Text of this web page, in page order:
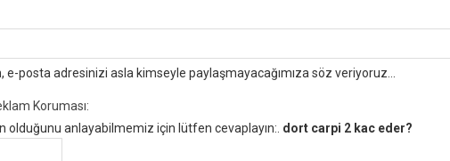
e-posta adresinizi asla kimseyle paylaşmayacağımıza söz veriyoruz...
Koruması:
olduğunu anlayabilmemiz için lütfen cevaplayın:. dort carpi 2 kac eder?